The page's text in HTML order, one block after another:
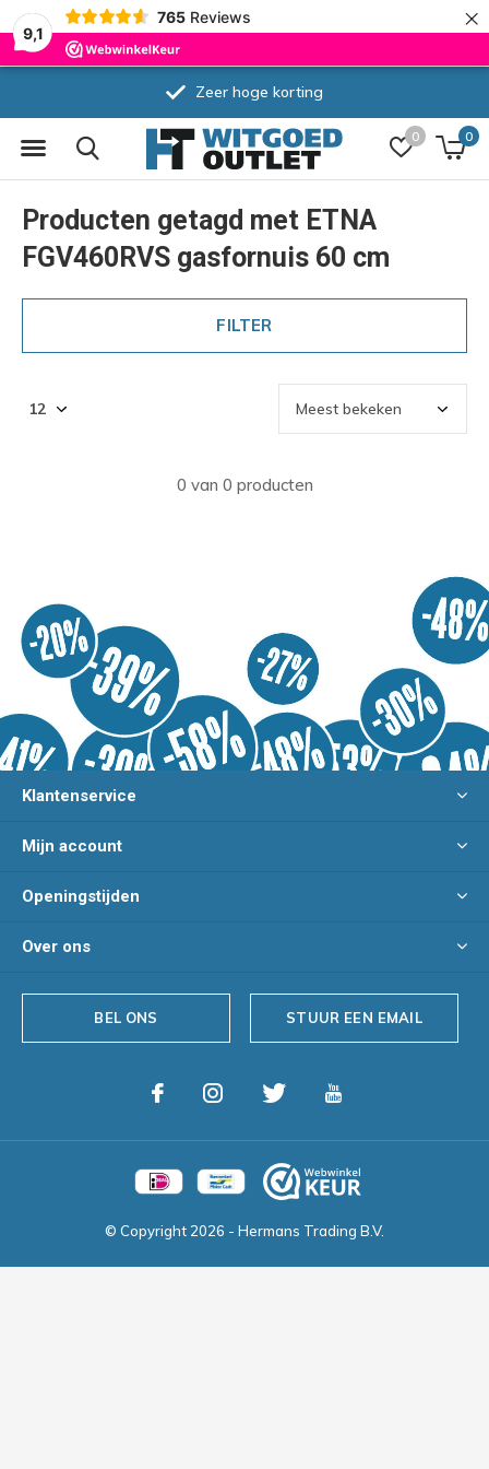
9,1
765 Reviews ×
0 0
Zeer hoge korting
Producten getagd met ETNA
FGV460RVS gasfornuis 60 cm
FILTER
0 van 0 producten
Klantenservice
Mijn account
Openingstijden
Over ons
BEL ONS STUUR EEN EMAIL
© Copyright 2026 - Hermans Trading B.V.